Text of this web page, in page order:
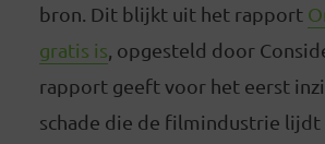
bron. Dit blijkt uit het rapport
gratis is , opgesteld door
rapport geeft voor het eerst
schade die de filmindustrie